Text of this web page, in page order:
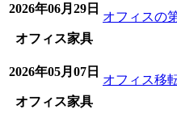
2026年06月29日
オフィス家具
オフィスの
2026年05月07日
オフィス家具
オフィス移